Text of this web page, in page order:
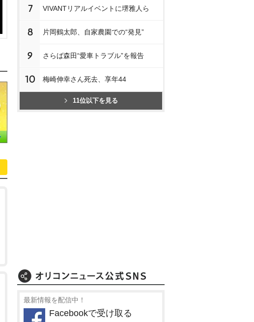
7 VIVANTリアルイベントに堺雅人ら
8 片岡鶴太郎、自家農園での“発見”
9 さらば森田“愛車トラブル”を報告
10 梅崎伸幸さん死去、享年44
11位以下を見る
最新情報を配信中！
Facebookで受け取る